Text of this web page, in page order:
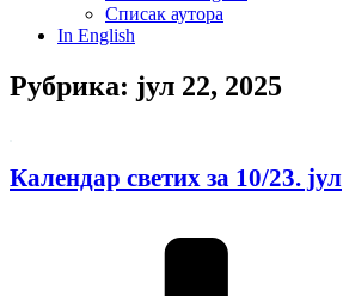
Списак аутора
In English
Рубрика: јул 22, 2025
Календар светих за 10/23. јул